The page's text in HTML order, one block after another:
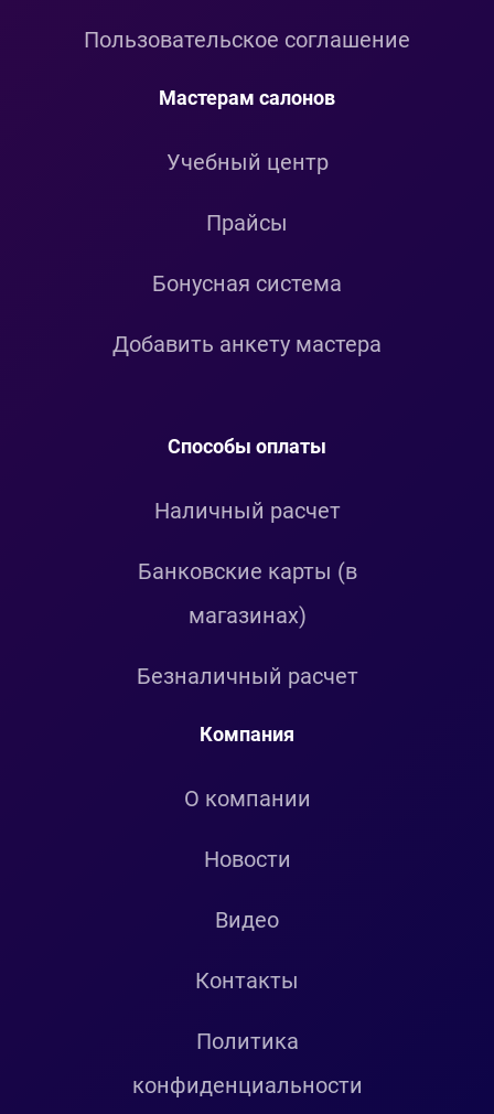
Пользовательское соглашение
Мастерам салонов
Учебный центр
Прайсы
Бонусная система
Добавить анкету мастера
Способы оплаты
Наличный расчет
Банковские карты (в
магазинах)
Безналичный расчет
Компания
О компании
Новости
Видео
Контакты
Политика
конфиденциальности